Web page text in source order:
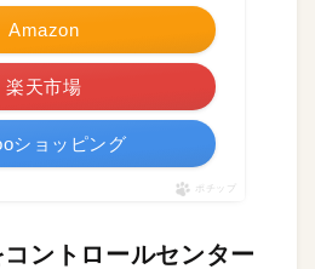
Amazon
楽天市場
ショッピング
ポチップ
ントロールセンター